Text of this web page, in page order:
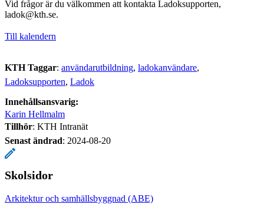
Vid frågor är du välkommen att kontakta Ladoksupporten,
ladok@kth.se.
Till kalendern
KTH Taggar: användarutbildning ladokanvändare
Ladoksupporten Ladok
Innehållsansvarig:
Karin Hellmalm
Tillhör: KTH Intranät
Senast ändrad: 2024-08-20
Skolsidor
Arkitektur och samhällsbyggnad (ABE)